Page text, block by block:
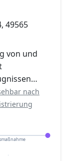
49565
von und
nach